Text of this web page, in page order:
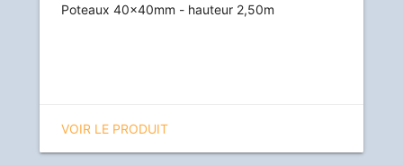
Poteaux 40x40mm - hauteur 2,50m
VOIR LE PRODUIT